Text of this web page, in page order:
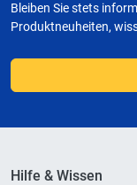
Bleiben Sie stets
Produktneuheiten,
Hilfe & Wissen